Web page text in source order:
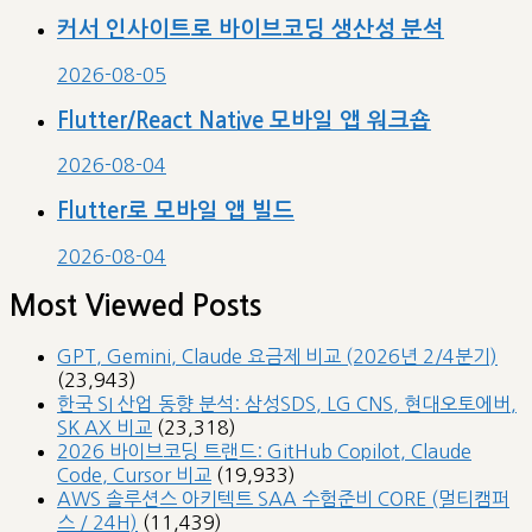
커서 인사이트로 바이브코딩 생산성 분석
2026-08-05
Flutter/React Native 모바일 앱 워크숍
2026-08-04
Flutter로 모바일 앱 빌드
2026-08-04
Most Viewed Posts
GPT, Gemini, Claude 요금제 비교 (2026년 2/4분기)
(23,943)
한국 SI 산업 동향 분석: 삼성SDS, LG CNS, 현대오토에버,
SK AX 비교 (23,318)
2026 바이브코딩 트랜드: GitHub Copilot, Claude
Code, Cursor 비교 (19,933)
AWS 솔루션스 아키텍트 SAA 수험준비 CORE (멀티캠퍼
스 / 24H) (11,439)